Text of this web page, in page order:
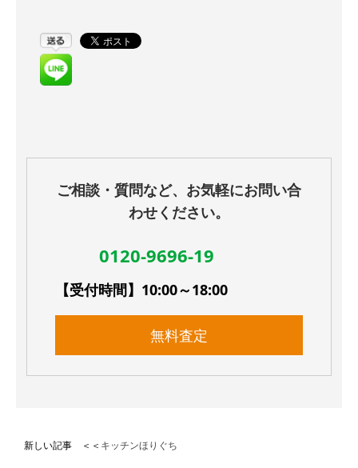
ご相談・質問など、お気軽にお問い合
わせください。
0120-9696-19
【受付時間】10:00～18:00
無料査定
新しい記事 ＜＜ キッチンほりぐち